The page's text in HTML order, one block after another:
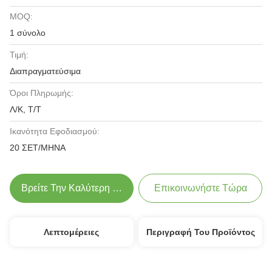
MOQ:
1 σύνολο
Τιμή:
Διαπραγματεύσιμα
Όροι Πληρωμής:
Λ/Κ, Τ/Τ
Ικανότητα Εφοδιασμού:
20 ΣΕΤ/ΜΗΝΑ
Βρείτε Την Καλύτερη Τιμή Επικοινωνήστε Τώρα
Λεπτομέρειες Περιγραφή Του Προϊόντος